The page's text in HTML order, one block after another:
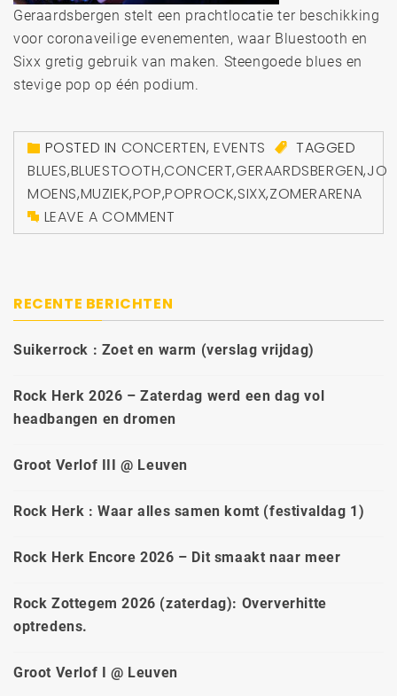
Geraardsbergen stelt een prachtlocatie ter beschikking
voor coronaveilige evenementen, waar Bluestooth en
Sixx gretig gebruik van maken. Steengoede blues en
stevige pop op één podium.
POSTED IN CONCERTEN,EVENTS
TAGGED
BLUES,BLUESTOOTH,CONCERT,GERAARDSBERGEN,JO
MOENS,MUZIEK,POP,POPROCK,SIXX,ZOMERARENA
LEAVE A COMMENT
RECENTE BERICHTEN
Suikerrock : Zoet en warm (verslag vrijdag)
Rock Herk 2026 – Zaterdag werd een dag vol
headbangen en dromen
Groot Verlof III @ Leuven
Rock Herk : Waar alles samen komt (festivaldag 1)
Rock Herk Encore 2026 – Dit smaakt naar meer
Rock Zottegem 2026 (zaterdag): Oververhitte
optredens.
Groot Verlof I @ Leuven